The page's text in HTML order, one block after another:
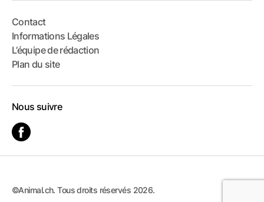
Contact
Informations Légales
L’équipe de rédaction
Plan du site
Nous suivre
©Animal.ch. Tous droits réservés 2026.